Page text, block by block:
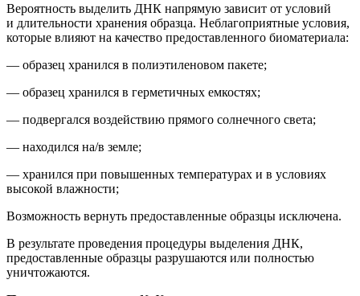
Вероятность выделить ДНК напрямую зависит от условий
и длительности хранения образца. Неблагоприятные условия,
которые влияют на качество предоставленного биоматериала:
— образец хранился в полиэтиленовом пакете;
— образец хранился в герметичных емкостях;
— подвергался воздействию прямого солнечного света;
— находился на/в земле;
— хранился при повышенных температурах и в условиях
высокой влажности;
Возможность вернуть предоставленные образцы исключена.
В результате проведения процедуры выделения ДНК,
предоставленные образцы разрушаются или полностью
уничтожаются.